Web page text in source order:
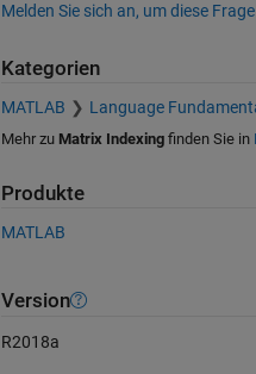
Melden Sie sich an, um diese
Kategorien
MATLAB Language
Mehr zu Matrix Indexingfinden Sie in
Produkte
MATLAB
Version
R2018a